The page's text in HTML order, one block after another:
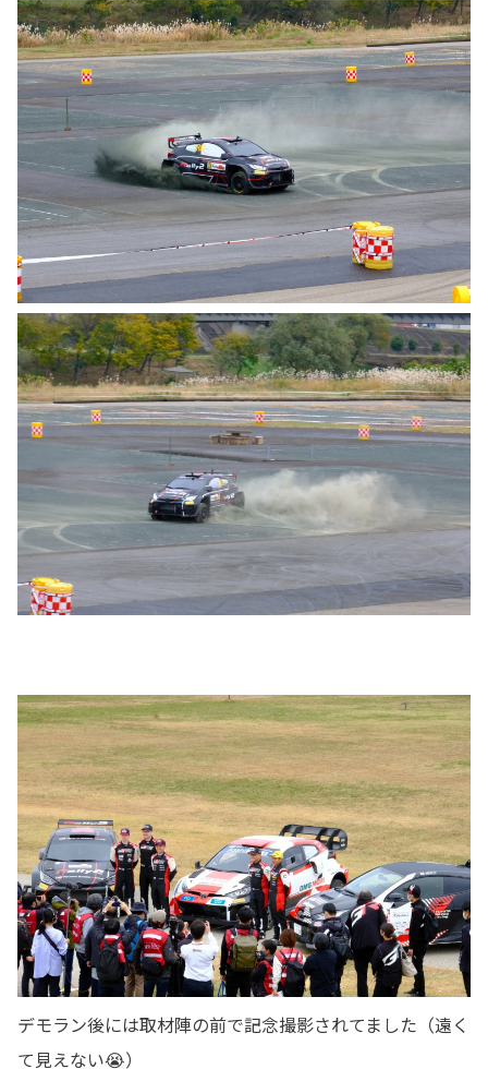
デモラン後には取材陣の前で記念撮影されてました（遠く
て見えない😭）